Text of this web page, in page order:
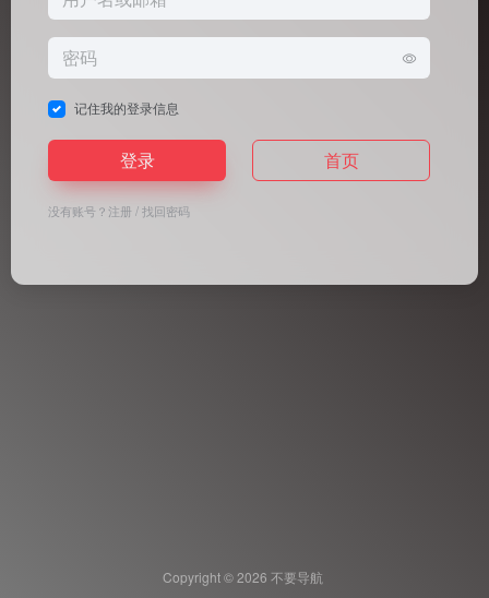
记住我的登录信息
登录 首页
没有账号？注册 /找回密码
Copyright © 2026 不要导航